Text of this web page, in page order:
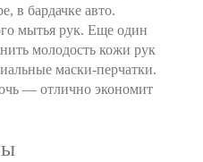
в бардачке авто.
мытья рук. Еще один
молодость кожи рук
маски-перчатки.
— отлично экономит